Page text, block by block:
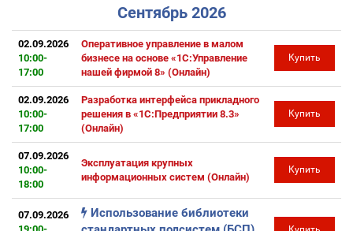
Сентябрь 2026
02.09.2026
10:00-
17:00
Оперативное управление в малом
бизнесе на основе «1С:Управление
нашей фирмой 8» (Онлайн)
Купить
02.09.2026
10:00-
17:00
Разработка интерфейса прикладного
решения в «1С:Предприятии 8.3»
(Онлайн)
Купить
07.09.2026
10:00-
18:00
Эксплуатация крупных
информационных систем (Онлайн)
Купить
07.09.2026
Использование библиотеки